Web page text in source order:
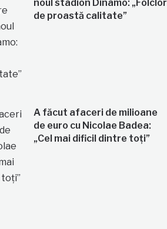
noul stadion Dinamo: „Folclor
de proastă calitate”
A făcut afaceri de milioane
de euro cu Nicolae Badea:
„Cel mai dificil dintre toți”